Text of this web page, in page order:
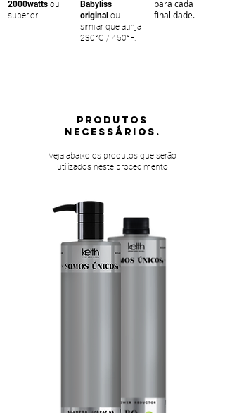
2000watts ou
superior.
Babyliss
original ou
similar que atinja
230°C / 450°F.
para cada
finalidade.
PRODUTOS
NECESSÁRIOS.
Veja abaixo os produtos que serão
utilizados neste procedimento